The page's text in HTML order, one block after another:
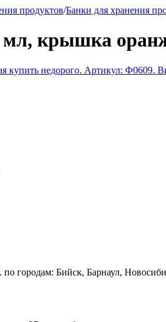
продуктов/Банки для хранения
мл, крышка
по городам: Бийск, Барнаул,